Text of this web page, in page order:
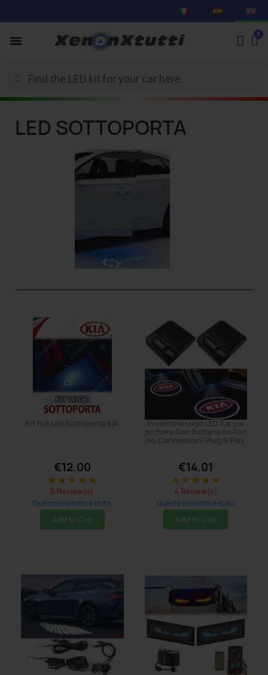
LED SOTTOPORTA
Kit Full Led Sottoporta KIA
€12.00
star star star star star
6 Review(s)
Questo prodotto è stato
acquistato: 44 times
Add to Cart
Proiettore Logo LED Kia per
portiera Con Batteria no Fori
no Connessioni Plug & Play
€14.01
star star star star star
4 Review(s)
Questo prodotto è stato
acquistato: 50 times
Add to Cart